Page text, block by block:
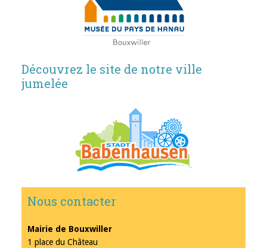
Découvrez le site de notre ville
jumelée
Nous contacter
Mairie de Bouxwiller
1 place du Château